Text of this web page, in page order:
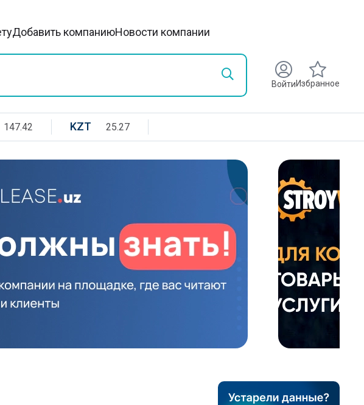
Добавить компаниюНовости компании
ВойтиИзбранное
147.42 KZT 25.27